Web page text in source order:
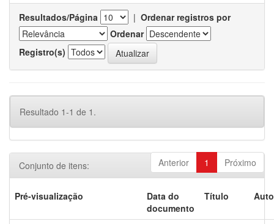
Resultados/Página | Ordenar registros por
Ordenar
Registro(s)
Resultado 1-1 de 1.
Anterior 1 Próximo
Conjunto de itens:
Pré-visualização
Data do
documento
Título